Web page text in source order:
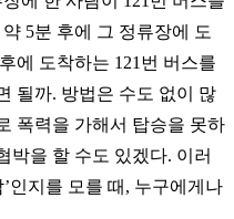
약 5분 후에 그 정류장에 도
에 도착하는 121 번 버스를
될까. 방법은 수도 없이 많
폭력을 가해서 탑승을 못하
박을 할 수도 있겠다. 이러
’인지를 모를 때 , 누구에게나